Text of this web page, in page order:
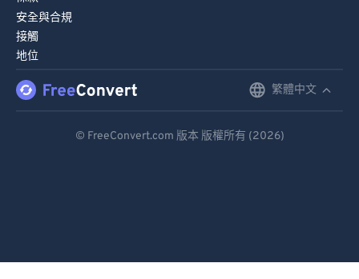
安全與合規
接觸
地位
繁體中文
© FreeConvert.com 版本 版權所有 (2026)